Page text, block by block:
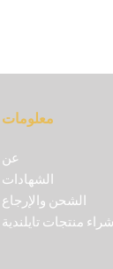
معلومات
عن
الشهادات
الشحن والإرجاع
شراء منتجات تايلندية